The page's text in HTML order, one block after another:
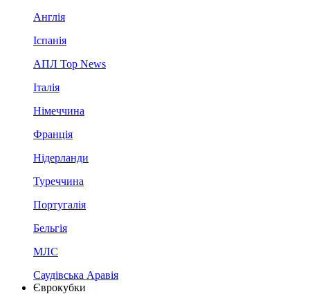
Англія
Іспанія
АПЛ Top News
Італія
Німеччина
Франція
Нідерланди
Туреччина
Португалія
Бельгія
МЛС
Саудівська Аравія
Єврокубки